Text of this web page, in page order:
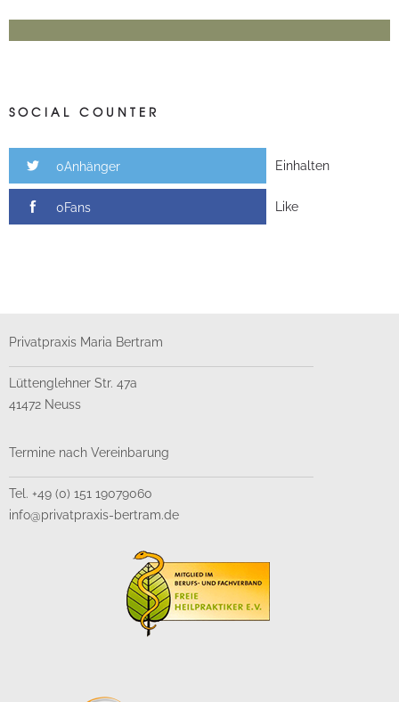
SOCIAL COUNTER
0Anhänger Einhalten
0Fans Like
Privatpraxis Maria Bertram
Lüttenglehner Str. 47a
41472 Neuss
Termine nach Vereinbarung
Tel. +49 (0) 151 19079060
info@privatpraxis-bertram.de